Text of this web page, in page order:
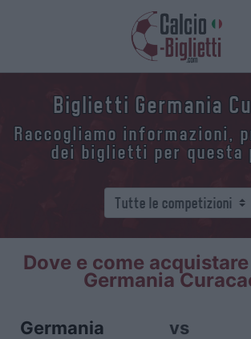
Biglietti Germania
Raccogliamo informazioni,
dei biglietti per questa
Dove e come
Germania
Germania vs